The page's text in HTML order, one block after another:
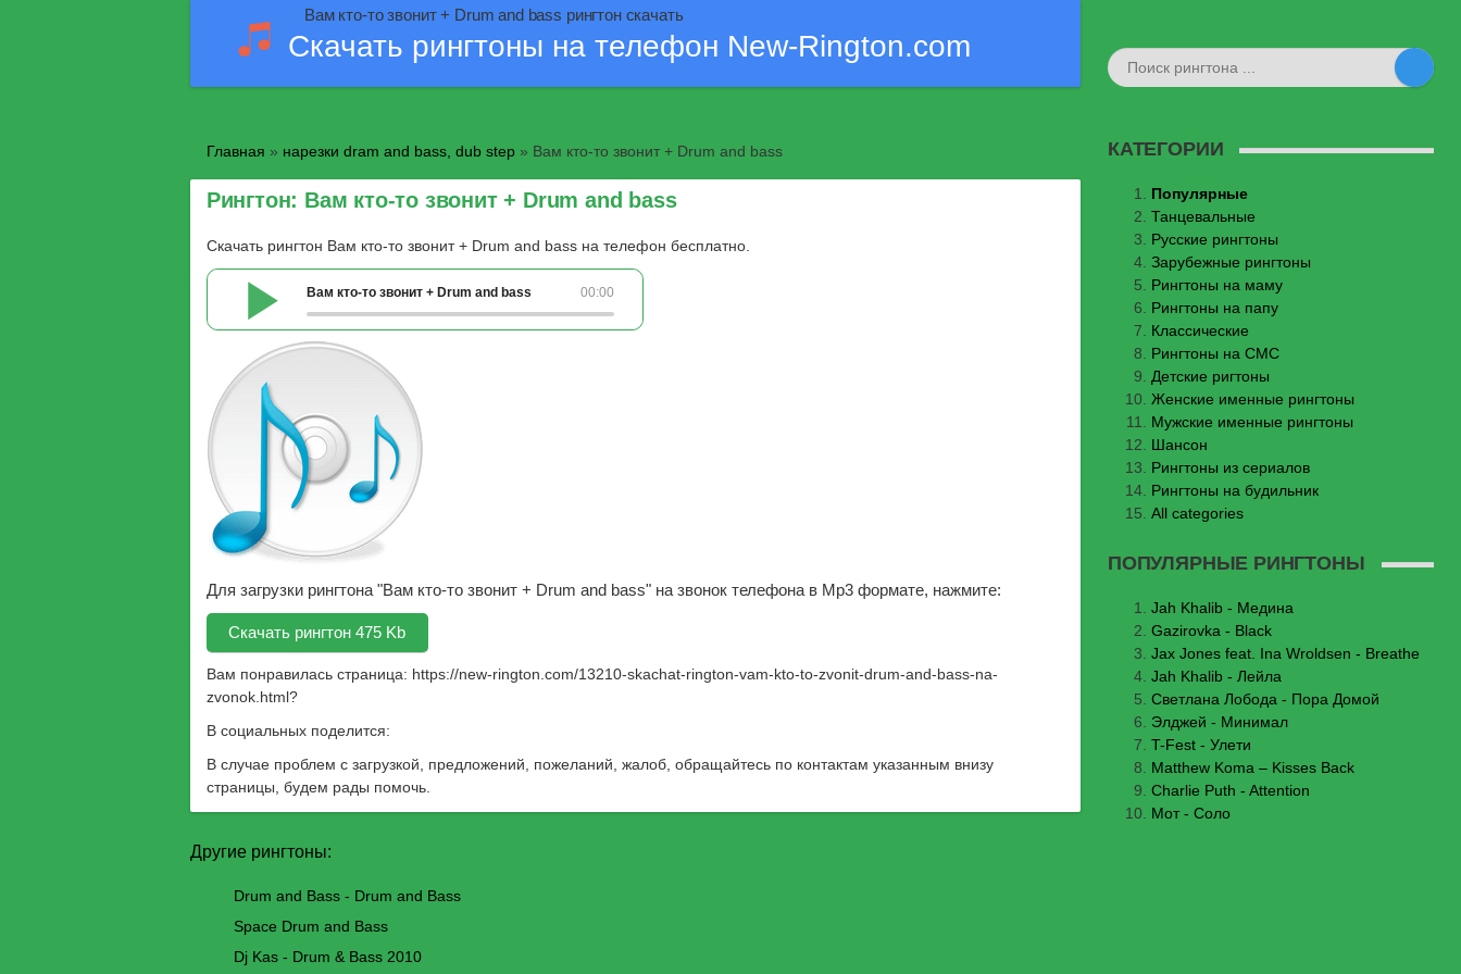
Вам кто-то звонит + Drum and bass рингтон скачать
Скачать рингтоны на телефон New-Rington.com
Главная » нарезки dram and bass, dub step» Вам кто-то звонит + Drum and bass
Рингтон: Вам кто-то звонит + Drum and bass
Скачать рингтон Вам кто-то звонит + Drum and bass на телефон бесплатно.
00:00
Вам кто-то звонит + Drum and bass
Для загрузки рингтона "Вам кто-то звонит + Drum and bass" на звонок телефона в Mp3 формате, нажмите:
Скачать рингтон 475 Kb
Вам понравилась страница: https://new-rington.com/13210-skachat-rington-vam-kto-to-zvonit-drum-and-bass-na-
zvonok.html?
В социальных поделится:
В случае проблем с загрузкой, предложений, пожеланий, жалоб, обращайтесь по контактам указанным внизу
страницы, будем рады помочь.
Другие рингтоны:
Drum and Bass - Drum and Bass
Space Drum and Bass
Dj Kas - Drum & Bass 2010
КАТЕГОРИИ
Популярные
Танцевальные
Русские рингтоны
Зарубежные рингтоны
Рингтоны на маму
Рингтоны на папу
Классические
Рингтоны на СМС
Детские ригтоны
Женские именные рингтоны
Мужские именные рингтоны
Шансон
Рингтоны из сериалов
Рингтоны на будильник
All categories
ПОПУЛЯРНЫЕ РИНГТОНЫ
Jаh Khаlib - Медина
Gazirovka - Black
Jax Jones feat. Ina Wroldsen - Breathe
Jah Khalib - Лейла
Светлана Лобода - Пора Домой
Элджей - Минимал
T-Fest - Улети
Matthew Koma – Kisses Back
Charlie Puth - Attention
Мот - Соло